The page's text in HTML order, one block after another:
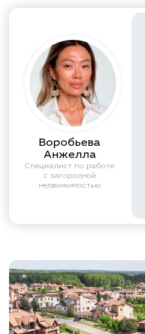
Воробьева
Анжелла
Специалист по работе
с загородной
недвижимостью